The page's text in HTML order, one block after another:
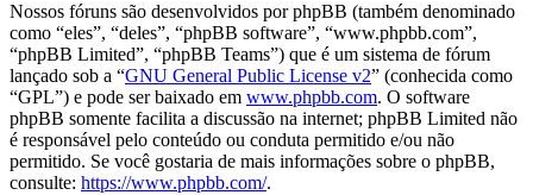
Nossos fóruns são desenvolvidos por phpBB (também denominado
como “eles”, “deles”, “phpBB software”, “www.phpbb.com”,
“phpBB Limited”, “phpBB Teams”) que é um sistema de fórum
lançado sob a “GNU General Public License v2” (conhecida como
“GPL”) e pode ser baixado em www.phpbb.com. O software
phpBB somente facilita a discussão na internet; phpBB Limited não
é responsável pelo conteúdo ou conduta permitido e/ou não
permitido. Se você gostaria de mais informações sobre o phpBB,
consulte: https://www.phpbb.com/.